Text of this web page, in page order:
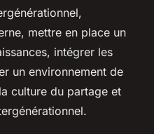
mettre en place un
intégrer les
un environnement de
culture du partage et